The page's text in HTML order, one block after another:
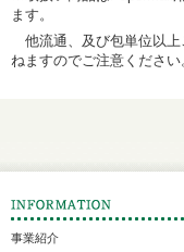
ます。
他流通、及び包単位以上
ねますのでご注意ください
事業紹介